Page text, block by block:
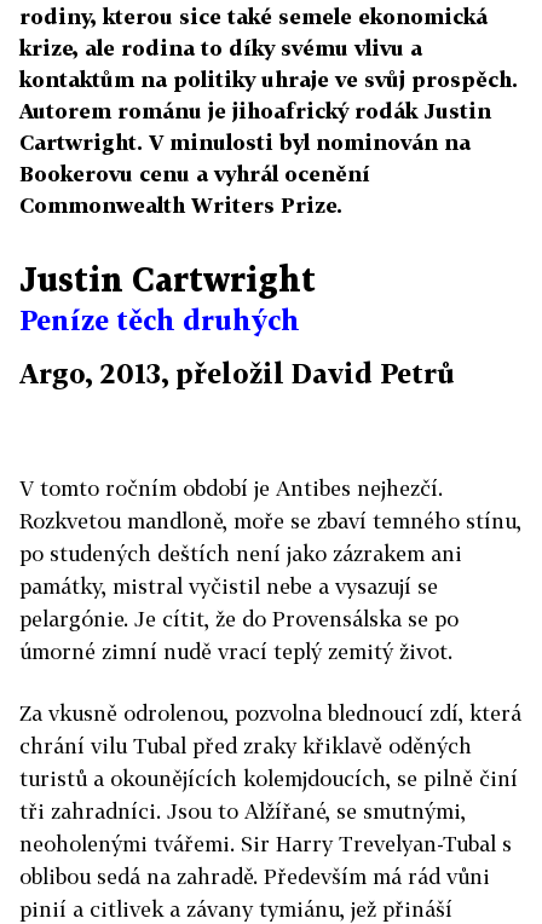
rodiny, kterou sice také semele ekonomická
krize, ale rodina to díky svému vlivu a
kontaktům na politiky uhraje ve svůj prospěch.
Autorem románu je jihoafrický rodák Justin
Cartwright. V minulosti byl nominován na
Bookerovu cenu a vyhrál ocenění
Commonwealth Writers Prize.
Justin Cartwright
Peníze těch druhých
Argo, 2013, přeložil David Petrů
V tomto ročním období je Antibes nejhezčí.
Rozkvetou mandloně, moře se zbaví temného stínu,
po studených deštích není jako zázrakem ani
památky, mistral vyčistil nebe a vysazují se
pelargónie. Je cítit, že do Provensálska se po
úmorné zimní nudě vrací teplý zemitý život.
Za vkusně odrolenou, pozvolna blednoucí zdí, která
chrání vilu Tubal před zraky křiklavě oděných
turistů a okounějících kolemjdoucích, se pilně činí
tři zahradníci. Jsou to Alžířané, se smutnými,
neoholenými tvářemi. Sir Harry Trevelyan-Tubal s
oblibou sedá na zahradě. Především má rád vůni
pinií a citlivek a závany tymiánu, jež přináší